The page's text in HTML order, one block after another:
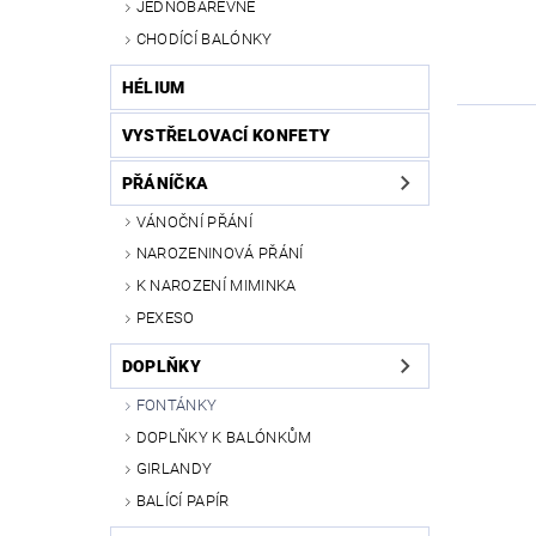
JEDNOBAREVNÉ
CHODÍCÍ BALÓNKY
HÉLIUM
VYSTŘELOVACÍ KONFETY
PŘÁNÍČKA
VÁNOČNÍ PŘÁNÍ
NAROZENINOVÁ PŘÁNÍ
K NAROZENÍ MIMINKA
PEXESO
DOPLŇKY
FONTÁNKY
DOPLŇKY K BALÓNKŮM
GIRLANDY
BALÍCÍ PAPÍR